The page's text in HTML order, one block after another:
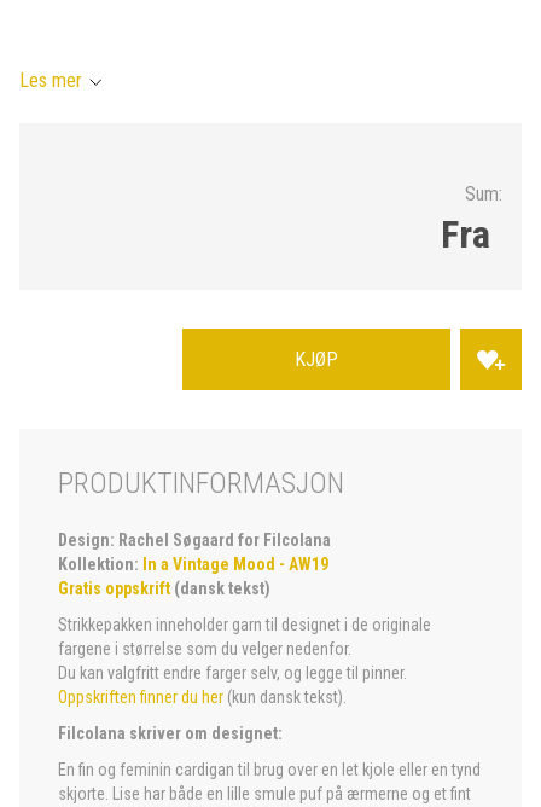
Les mer
Sum:
Fra
KJØP
PRODUKTINFORMASJON
Design: Rachel Søgaard for Filcolana
Kollektion: In a Vintage Mood - AW19
Gratis oppskrift (dansk tekst)
Strikkepakken inneholder garn til designet i de originale
fargene i størrelse som du velger nedenfor.
Du kan valgfritt endre farger selv, og legge til pinner.
Oppskriften finner du her (kun dansk tekst).
Filcolana skriver om designet:
En fin og feminin cardigan til brug over en let kjole eller en tynd
skjorte. Lise har både en lille smule puf på ærmerne og et fint